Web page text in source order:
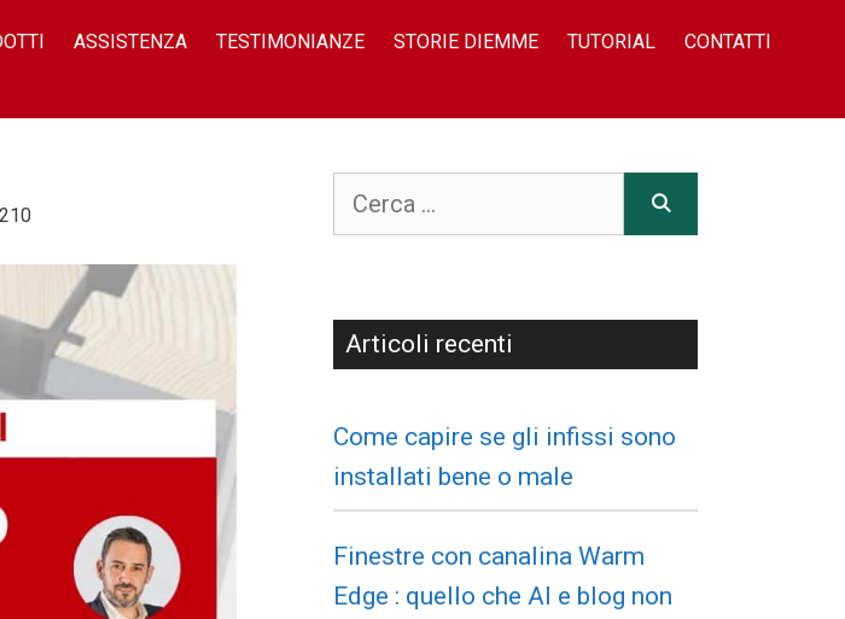
ASSISTENZA TESTIMONIANZE STORIE DIEMME TUTORIAL CONTATTI
Articoli recenti
Come capire se gli infissi sono
installati bene o male
Finestre con canalina Warm
Edge : quello che AI e blog non